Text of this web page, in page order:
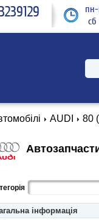
AUDI 80
інформація